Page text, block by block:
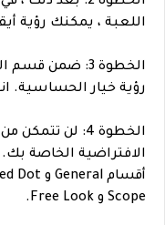
اللعبة ، يمكنك رؤية
الخطوة 3: ضمن
رؤية خيار الحساسية.
الخطوة 4: لن
الافتراضية الخاصة
Scope و Free Look.